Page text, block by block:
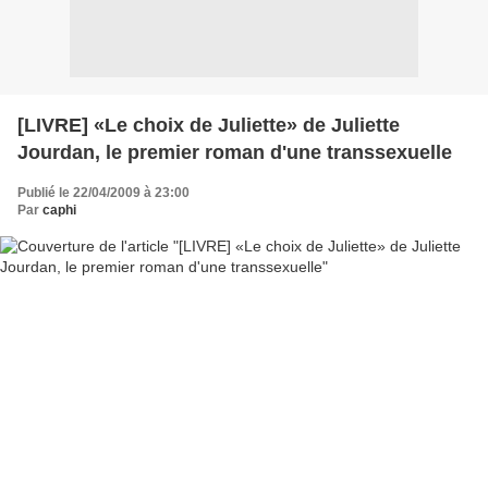
[LIVRE] «Le choix de Juliette» de Juliette
Jourdan, le premier roman d'une transsexuelle
Publié le 22/04/2009 à 23:00
Par caphi